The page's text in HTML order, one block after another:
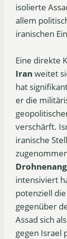
isolierte
allem
iranischen
Eine direkte
Iran weitet
hat
er die
verschärft.
iranische
intensiviert
potenziell
gegenüber
Assad sich
gegen Israel